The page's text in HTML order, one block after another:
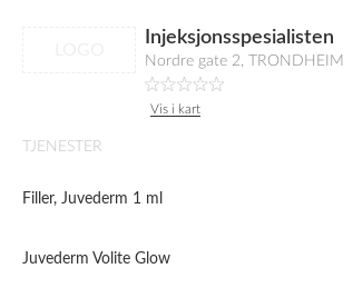
Injeksjonsspesialisten
Nordre gate 2, TRONDHEIM
Vis i kart
TJENESTER
Filler, Juvederm 1 ml
Juvederm Volite Glow